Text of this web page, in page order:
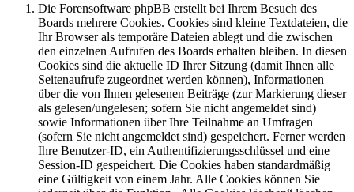
Die Forensoftware phpBB erstellt bei Ihrem Besuch des
Boards mehrere Cookies. Cookies sind kleine Textdateien, die
Ihr Browser als temporäre Dateien ablegt und die zwischen
den einzelnen Aufrufen des Boards erhalten bleiben. In diesen
Cookies sind die aktuelle ID Ihrer Sitzung (damit Ihnen alle
Seitenaufrufe zugeordnet werden können), Informationen
über die von Ihnen gelesenen Beiträge (zur Markierung dieser
als gelesen/ungelesen; sofern Sie nicht angemeldet sind)
sowie Informationen über Ihre Teilnahme an Umfragen
(sofern Sie nicht angemeldet sind) gespeichert. Ferner werden
Ihre Benutzer-ID, ein Authentifizierungsschlüssel und eine
Session-ID gespeichert. Die Cookies haben standardmäßig
eine Gültigkeit von einem Jahr. Alle Cookies können Sie